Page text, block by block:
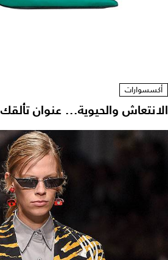
أكسسوارات
الانتعاش والحيوية... عنوان تألقك